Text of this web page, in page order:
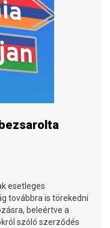
esetleges
továbbra is törekedni
beleértve a
szóló szerződés